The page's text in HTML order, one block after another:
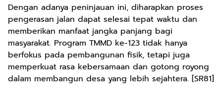
Dengan adanya peninjauan ini, diharapkan proses
pengerasan jalan dapat selesai tepat waktu dan
memberikan manfaat jangka panjang bagi
masyarakat. Program TMMD ke-123 tidak hanya
berfokus pada pembangunan fisik, tetapi juga
memperkuat rasa kebersamaan dan gotong royong
dalam membangun desa yang lebih sejahtera. [SR81]